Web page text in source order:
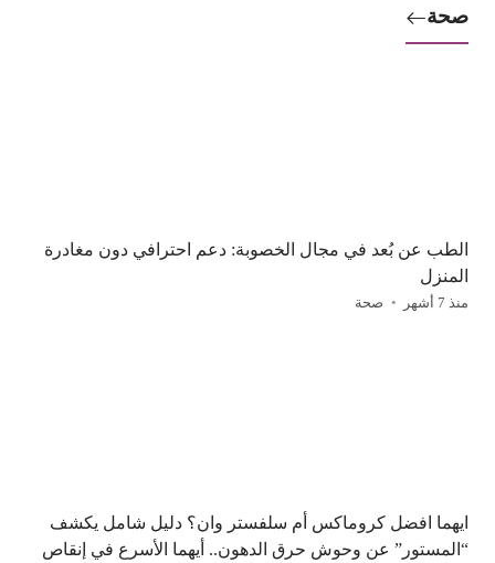
صحة
الطب عن بُعد في مجال الخصوبة: دعم احترافي دون مغادرة
المنزل
منذ 7 أشهر صحة
ايهما افضل كروماكس أم سلفستر وان؟ دليل شامل يكشف
“المستور” عن وحوش حرق الدهون.. أيهما الأسرع في إنقاص